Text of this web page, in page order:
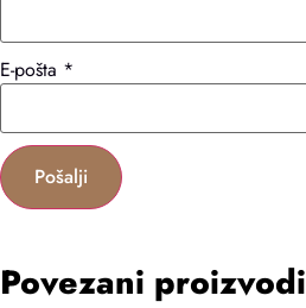
E-pošta *
Povezani proizvodi